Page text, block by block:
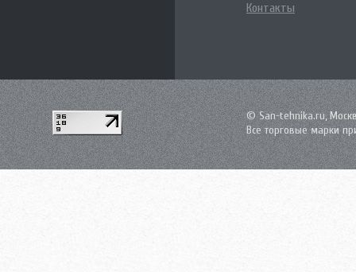
Контакты
© San-tehnika.ru,
Все торговые марки